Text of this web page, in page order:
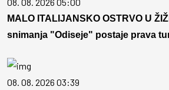
MALO ITALIJANSKO OSTRVO U
snimanja "Odiseje" postaje prava
08. 08. 2026 03:39